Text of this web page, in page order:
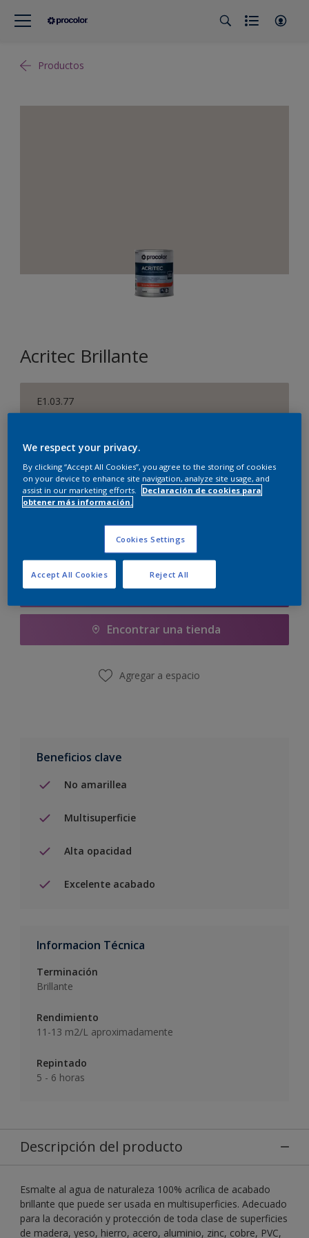
Productos
Acritec Brillante
E1.03.77
Cambiar de color
Tamaño
750 ML 4 L
Agregar a la lista de deseos
Encontrar una tienda
Agregar a espacio
Beneficios clave
No amarillea
Multisuperficie
Alta opacidad
Excelente acabado
Informacion Técnica
Terminación
Brillante
Rendimiento
11-13 m2/L aproximadamente
Repintado
5 - 6 horas
Descripción del producto
Esmalte al agua de naturaleza 100% acrílica de acabado
brillante que puede ser usada en multisuperficies. Adecuado
para la decoración y protección de toda clase de superficies
de madera, yeso, hierro, acero, aluminio, zinc, cobre, PVC,
We respect your privacy.
By clicking “Accept All Cookies”, you agree to the storing of cookies
on your device to enhance site navigation, analyze site usage, and
assist in our marketing efforts.
Declaración de cookies para
obtener más información.
Cookies Settings
Reject All
Accept All Cookies